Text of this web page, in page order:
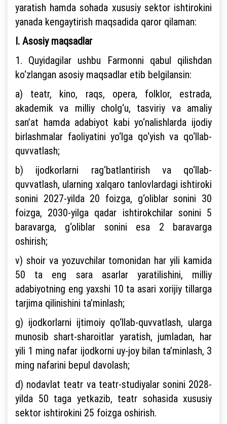
yaratish hamda sohada xususiy sektor ishtirokini
yanada kengaytirish maqsadida qaror qilaman:
I. Asosiy maqsadlar
1. Quyidagilar ushbu Farmonni qabul qilishdan
ko‘zlangan asosiy maqsadlar etib belgilansin:
a) teatr, kino, raqs, opera, folklor, estrada,
akademik va milliy cholg‘u, tasviriy va amaliy
san’at hamda adabiyot kabi yo‘nalishlarda ijodiy
birlashmalar faoliyatini yo‘lga qo‘yish va qo‘llab-
quvvatlash;
b) ijodkorlarni rag‘batlantirish va qo‘llab-
quvvatlash, ularning xalqaro tanlovlardagi ishtiroki
sonini 2027-yilda 20 foizga, g‘oliblar sonini 30
foizga, 2030-yilga qadar ishtirokchilar sonini 5
baravarga, g‘oliblar sonini esa 2 baravarga
oshirish;
v) shoir va yozuvchilar tomonidan har yili kamida
50 ta eng sara asarlar yaratilishini, milliy
adabiyotning eng yaxshi 10 ta asari xorijiy tillarga
tarjima qilinishini ta’minlash;
g) ijodkorlarni ijtimoiy qo‘llab-quvvatlash, ularga
munosib shart-sharoitlar yaratish, jumladan, har
yili 1 ming nafar ijodkorni uy-joy bilan ta’minlash, 3
ming nafarini bepul davolash;
d) nodavlat teatr va teatr-studiyalar sonini 2028-
yilda 50 taga yetkazib, teatr sohasida xususiy
sektor ishtirokini 25 foizga oshirish.